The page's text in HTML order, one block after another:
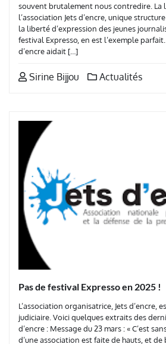
souvent brutalement nous contredire. La
l’association Jets d’encre, unique
la liberté d’expression des jeunes
festival Expresso, en est l’exemple
d’encre aidait […]
Sirine Bijjou Actualités
Pas de festival Expresso en 2025 !
L’association organisatrice, Jets d’encre,
judiciaire. Voici quelques extraits des
d’encre : Message du 23 mars : « C’est
d’une association est faite de hauts, et